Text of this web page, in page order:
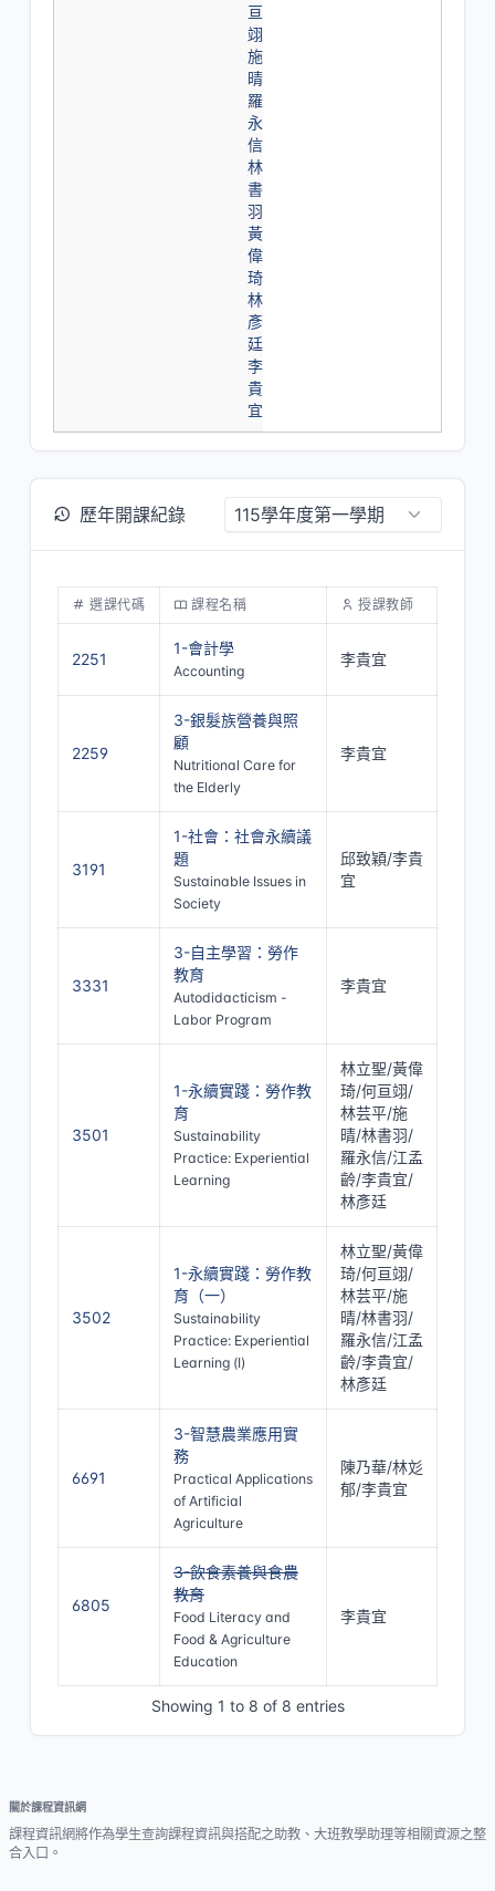
亘
翊
施
晴
羅
永
信
林
書
羽
黃
偉
琦
林
彥
廷
李
貴
宜
歷年開課紀錄
選課代碼 課程名稱 授課教師
2251
1-會計學
Accounting
李貴宜
2259
3-銀髮族營養與照
顧
Nutritional Care for
the Elderly
李貴宜
3191
1-社會：社會永續議
題
Sustainable Issues in
Society
邱致穎/李貴
宜
3331
3-自主學習：勞作
教育
Autodidacticism -
Labor Program
李貴宜
3501
1-永續實踐：勞作教
育
Sustainability
Practice: Experiential
Learning
林立聖/黃偉
琦/何亘翊/
林芸平/施
晴/林書羽/
羅永信/江孟
齡/李貴宜/
林彥廷
3502
1-永續實踐：勞作教
育（一）
Sustainability
Practice: Experiential
Learning (Ⅰ)
林立聖/黃偉
琦/何亘翊/
林芸平/施
晴/林書羽/
羅永信/江孟
齡/李貴宜/
林彥廷
6691
3-智慧農業應用實
務
Practical Applications
of Artificial
Agriculture
陳乃華/林彣
郁/李貴宜
6805
3-飲食素養與食農
教育
Food Literacy and
Food & Agriculture
Education
李貴宜
Showing 1 to 8 of 8 entries
關於課程資訊網
課程資訊網將作為學生查詢課程資訊與搭配之助教、大班教學助理等相關資源之整
合入口。